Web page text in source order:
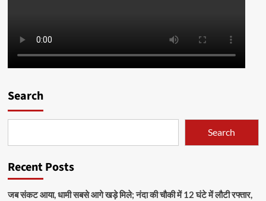
Search
Search
Recent Posts
जब संकट आया, धामी सबसे आगे खड़े मिले; नंदा की चौकी में 12 घंटे में लौटी रफ्तार,